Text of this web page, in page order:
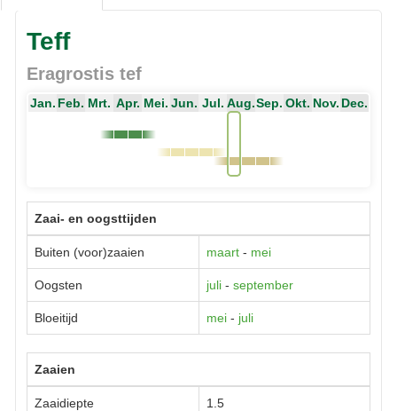
Teff
Eragrostis tef
Jan. Feb. Mrt. Apr. Mei. Jun. Jul. Aug.Sep. Okt. Nov. Dec.
Zaai- en oogsttijden
Buiten (voor)zaaien maart - mei
Oogsten juli - september
Bloeitijd mei - juli
Zaaien
Zaaidiepte 1.5